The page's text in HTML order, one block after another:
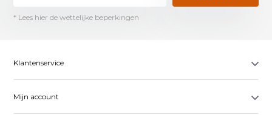
* Lees hier de wettelijke beperkingen
Klantenservice
Mijn account